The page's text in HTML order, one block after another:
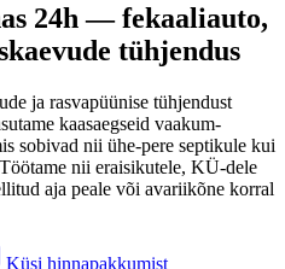
24h — fekaaliauto,
tühjendus
ja rasvapüünise tühjendust
kaasaegseid vaakum-
sobivad nii ühe-pere septikule kui
nii eraisikutele, KÜ-dele
aja peale või avariikõne korral
Küsi hinnapakkumist